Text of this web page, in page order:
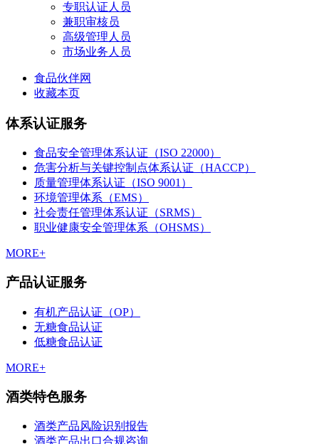
专职认证人员
兼职审核员
高级管理人员
市场业务人员
食品伙伴网
收藏本页
体系认证服务
食品安全管理体系认证（ISO 22000）
危害分析与关键控制点体系认证（HACCP）
质量管理体系认证（ISO 9001）
环境管理体系（EMS）
社会责任管理体系认证（SRMS）
职业健康安全管理体系（OHSMS）
MORE+
产品认证服务
有机产品认证（OP）
无糖食品认证
低糖食品认证
MORE+
酒类特色服务
酒类产品风险识别报告
酒类产品出口合规咨询